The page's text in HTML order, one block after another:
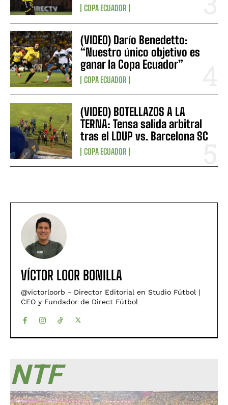
COPA ECUADOR
(VIDEO) Darío Benedetto:
“Nuestro único objetivo es
ganar la Copa Ecuador”
COPA ECUADOR
(VIDEO) BOTELLAZOS A LA
TERNA: Tensa salida arbitral
tras el LDUP vs. Barcelona SC
COPA ECUADOR
VÍCTOR LOOR BONILLA
@victorloorb - Director Editorial en Studio Fútbol |
CEO y Fundador de Direct Fútbol
NTF